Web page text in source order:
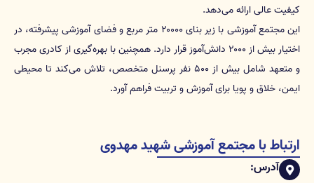
کیفیت عالی ارائه می‌دهد.
این مجتمع آموزشی با زیر بنای ۲۰۰۰۰ متر مربع و فضای آموزشی پیشرفته، در
اختیار بیش از ۲۰۰۰ دانش‌آموز قرار دارد. همچنین با بهره‌گیری از کادری مجرب
و متعهد شامل بیش از ۵۰۰ نفر پرسنل متخصص، تلاش می‌کند تا محیطی
ایمن، خلاق و پویا برای آموزش و تربیت فراهم آورد.
ارتباط با مجتمع آموزشی شهید مهدوی
آدرس: